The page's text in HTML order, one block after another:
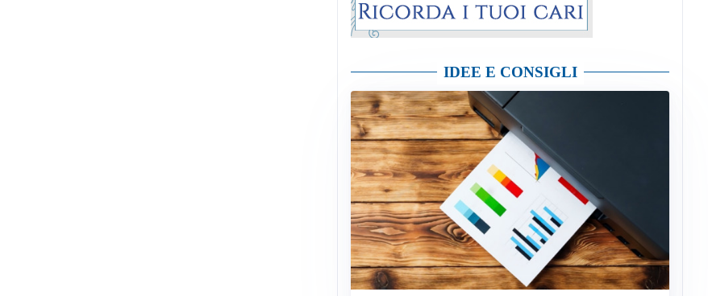
IDEE E CONSIGLI